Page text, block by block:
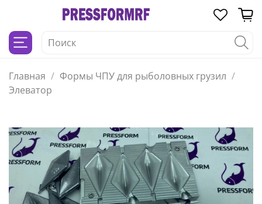
Главная
Формы ЧПУ для рыболовных грузил
Элеватор